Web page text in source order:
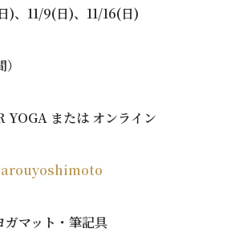
)、11/9(日)、11/16(日)
または オンライン
マット・筆記具